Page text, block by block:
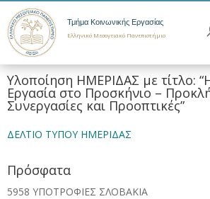
Τμήμα Κοινωνικής Εργασίας
Ελληνικό Μεσογειακό Πανεπιστήμιο
Υλοποίηση ΗΜΕΡΙΔΑΣ με τίτλο:
Εργασία στο Προσκήνιο –
Συνεργασίες και Προοπτικές”
ΔΕΛΤΙΟ ΤΥΠΟΥ ΗΜΕΡΙΔΑΣ
Πρόσφατα
5958 ΥΠΟΤΡΟΦΙΕΣ ΣΛΟΒΑΚΙΑ